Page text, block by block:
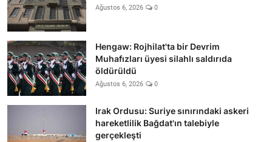
Ağustos 6, 2026 0
Hengaw: Rojhilat'ta bir Devrim
Muhafızları üyesi silahlı saldırıda
öldürüldü
Ağustos 6, 2026 0
Irak Ordusu: Suriye sınırındaki askeri
hareketlilik Bağdat'ın talebiyle
gerçekleşti